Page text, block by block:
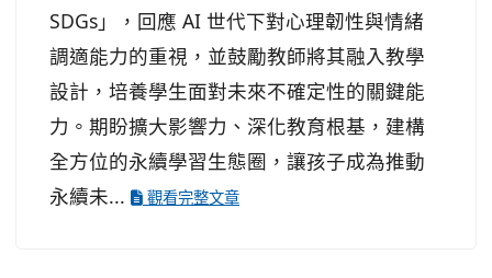
SDGs」，回應 AI 世代下對心理韌性與情緒
調適能力的重視，並鼓勵教師將其融入教學
設計，培養學生面對未來不確定性的關鍵能
力。期盼擴大影響力、深化教育根基，建構
全方位的永續學習生態圈，讓孩子成為推動
永續未...
觀看完整文章